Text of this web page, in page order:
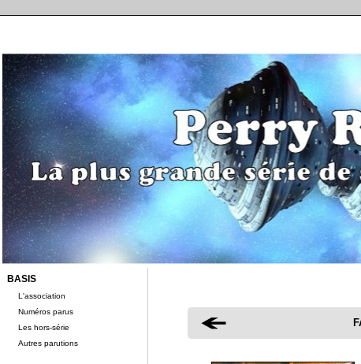
BASIS
L'association
Numéros parus
Les hors-série
Autres parutions